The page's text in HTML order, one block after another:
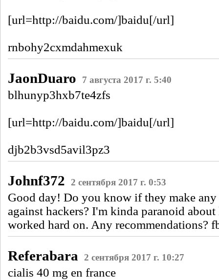
[url=http://baidu.com/]baidu[/url]
rnbohy2cxmdahmexuk
JaonDuaro 7 августа 2017 г. 5:40
blhunyp3hxb7te4zfs
[url=http://baidu.com/]baidu[/url]
djb2b3vsd5avil3pz3
Johnf372 2 сентября 2017 г. 0:53
Good day! Do you know if they make
against hackers? I'm kinda paranoid
worked hard on. Any recommendations?
Referabara 2 сентября 2017 г. 10:27
cialis 40 mg en france